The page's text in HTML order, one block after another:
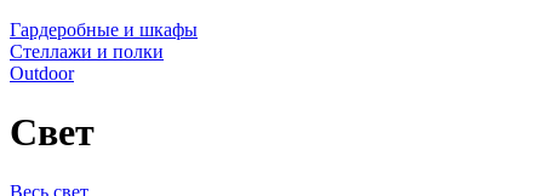
Гардеробные и шкафы
Стеллажи и полки
Outdoor
Свет
Весь свет